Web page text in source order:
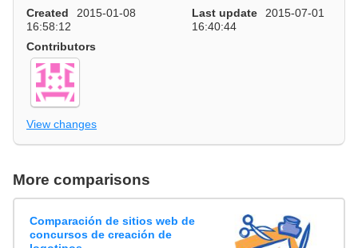
Created
2015-01-08
16:58:12
Last update
2015-07-01
16:40:44
Contributors
View changes
More comparisons
Comparación de sitios web de
concursos de creación de